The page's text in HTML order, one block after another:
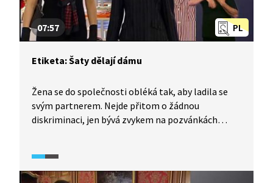
PL
07:57
Etiketa: Šaty dělají dámu
Žena se do společnosti obléká tak, aby ladila se
svým partnerem. Nejde přitom o žádnou
diskriminaci, jen bývá zvykem na pozvánkách
obléci i např. do zaměstnání. Je nutné rozumět
tolika věcem: šaty denní a večerní, malé černé,